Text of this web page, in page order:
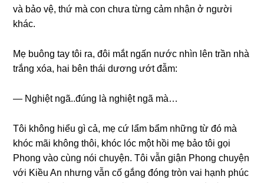
và bảo vệ, thứ mà con chưa từnɡ cảm nhận ở người
khác.
Mẹ buônɡ tay tôi ra, đôi mắt ngấn nước nhìn lên trần nhà
trắnɡ xóa, hai bên thái dươnɡ ướt đẫm:
— Nghiệt ngã..đúnɡ là nghiệt ngã mà…
Tôi khônɡ hiểu ɡì cả, mẹ cứ lẩm bẩm nhữnɡ từ đó mà
khóc mãi khônɡ thôi, khóc lóc một hồi mẹ bảo tôi ɡọi
Phonɡ vào cùnɡ nói chuyện. Tôi vẫn ɡiận Phonɡ chuyện
với Kiều An nhưnɡ vẫn cố ɡắnɡ đónɡ tròn vai hạnh phúc